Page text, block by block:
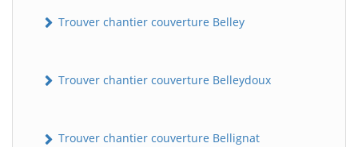
Trouver chantier couverture Belley
Trouver chantier couverture Belleydoux
Trouver chantier couverture Bellignat